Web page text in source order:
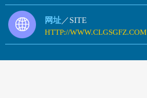
网址 ／SITE
HTTP://WWW.CLGSGFZ.COM